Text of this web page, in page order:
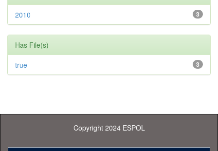
3
2010
Has File(s)
3
true
Copyright 2024 ESPOL